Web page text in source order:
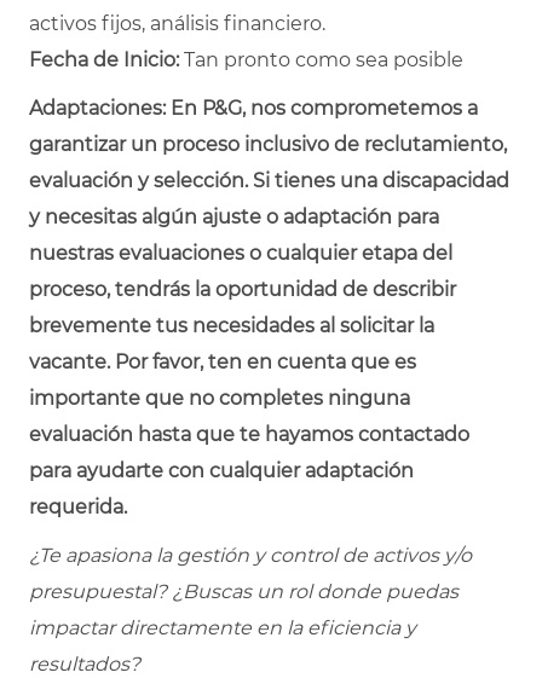
activos fijos, análisis financiero.
Fecha de Inicio:Tan pronto como sea posible
Adaptaciones: En P&G, nos comprometemos a
garantizar un proceso inclusivo de reclutamiento,
evaluación y selección. Si tienes una discapacidad
y necesitas algún ajuste o adaptación para
nuestras evaluaciones o cualquier etapa del
proceso, tendrás la oportunidad de describir
brevemente tus necesidades al solicitar la
vacante. Por favor, ten en cuenta que es
importante que no completes ninguna
evaluación hasta que te hayamos contactado
para ayudarte con cualquier adaptación
requerida.
¿Te apasiona la gestión y control de activos y/o
presupuestal? ¿Buscas un rol donde puedas
impactar directamente en la eficiencia y
resultados?